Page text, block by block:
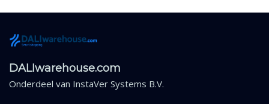
DALIwarehouse.com
Onderdeel van InstaVer Systems B.V.